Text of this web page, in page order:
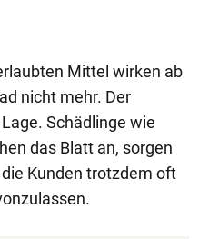
Mittel wirken ab
nicht mehr. Der
Schädlinge wie
das Blatt an, sorgen
Kunden trotzdem oft